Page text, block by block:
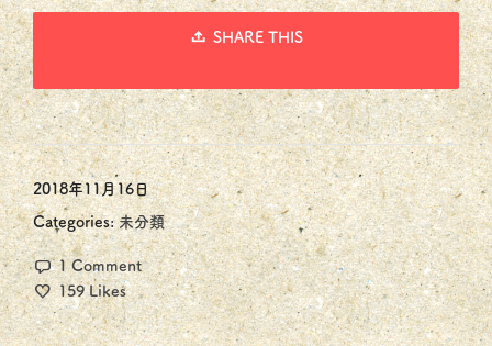
SHARE THIS
2018年11月16日
Categories: 未分類
1 Comment
159Likes